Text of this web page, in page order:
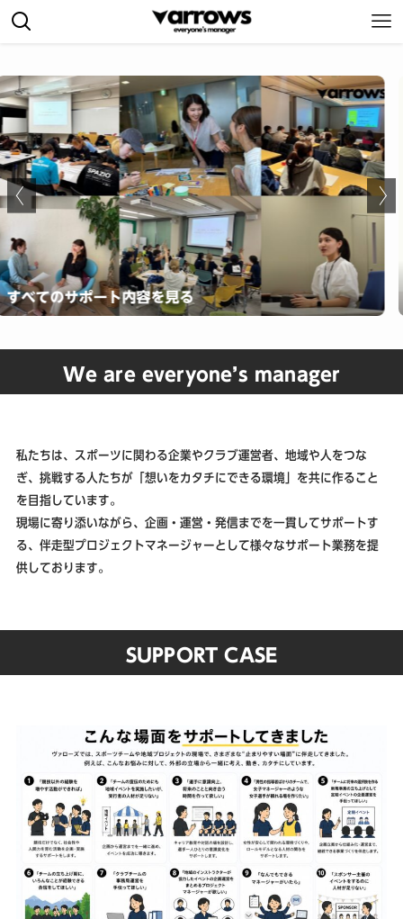
見る スポーツWEBメディ
We are everyone’s manager
私たちは、スポーツに関わる企業やクラブ運営者、地域や人をつな
ぎ、挑戦する人たちが「想いをカタチにできる環境」を共に作ること
を目指しています。
現場に寄り添いながら、企画・運営・発信までを一貫してサポートす
る、伴走型プロジェクトマネージャーとして様々なサポート業務を提
供しております。
SUPPORT CASE